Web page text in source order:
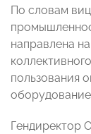
По словам
направлена
пользования
Гендиректор